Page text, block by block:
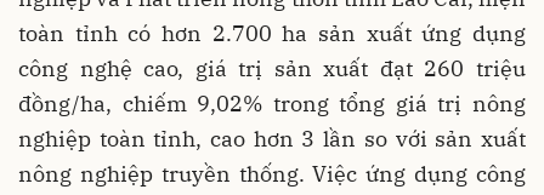
toàn tỉnh có hơn 2.700 ha sản xuất ứng dụng
công nghệ cao, giá trị sản xuất đạt 260 triệu
đồng/ha, chiếm 9,02% trong tổng giá trị nông
nghiệp toàn tỉnh, cao hơn 3 lần so với sản xuất
nông nghiệp truyền thống. Việc ứng dụng công